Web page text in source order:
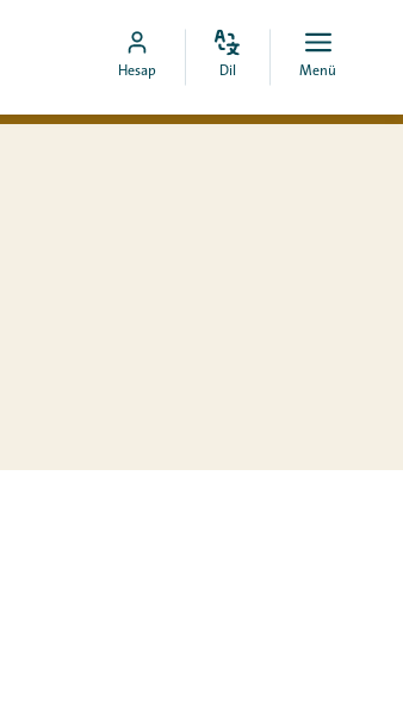
MyCOA
hesabına
Hesap
Dili
Dil
Aç
Menü